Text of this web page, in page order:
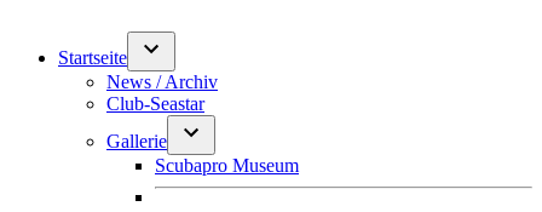
Startseite
News / Archiv
Club-Seastar
Gallerie
Scubapro Museum